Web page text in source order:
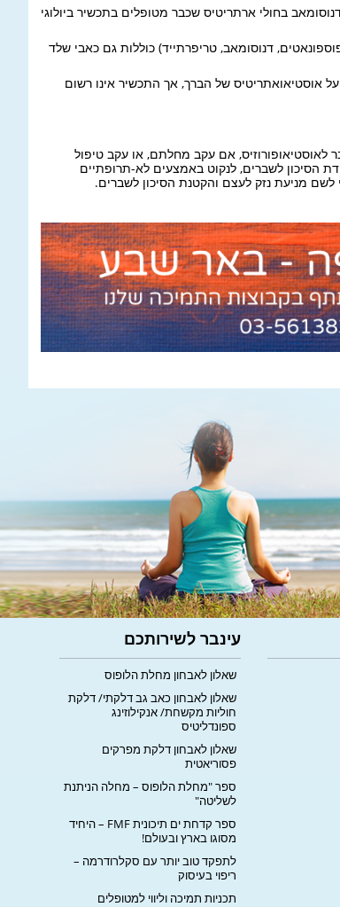
בחולי ארתריטיס שכבר מטופלים בתכשיר ביולוגי
דנוסומאב, טריפרתייד) כוללות גם כאבי שלד
אוסטיאואתריטיס של הברך, אך התכשיר אינו רשום
לאוסטיאופורוזיס, אם עקב מחלתם, או עקב טיפול
הסיכון לשברים, לנקוט באמצעים לא-תרופתיים
מניעת נזק לעצם והקטנת הסיכון לשברים.
עינבר לשירותכם
שאלון לאבחון מחלת הלופוס
שאלון לאבחון כאב גב דלקתי/ דלקת
חוליות מקשחת/ אנקילוזינג
ספונדליטיס
שאלון לאבחון דלקת מפרקים
פסוריאטית
ספר "מחלת הלופוס – מחלה הניתנת
לשליטה"
ספר קדחת ים תיכונית FMF – היחיד
מסוגו בארץ ובעולם!
לתפקד טוב יותר עם סקלרודרמה –
ריפוי בעיסוק
תכניות תמיכה וליווי למטופלים